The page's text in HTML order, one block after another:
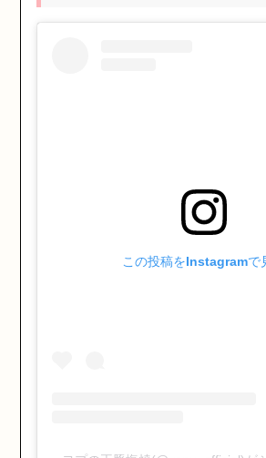
この投稿をInstagramで